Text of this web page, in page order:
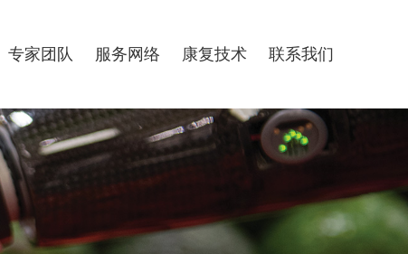
专家团队 服务网络 康复技术 联系我们